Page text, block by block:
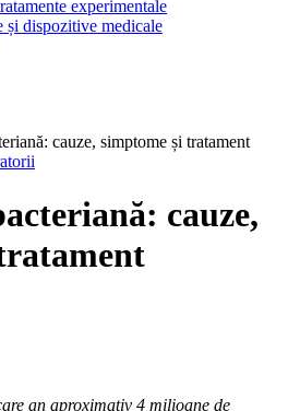
experimentale
și dispozitive medicale
cauze, simptome și tratament
cauze,
an aproximativ 4 milioane de